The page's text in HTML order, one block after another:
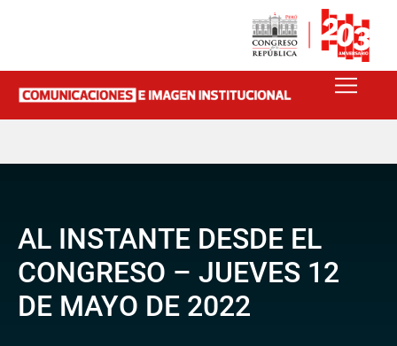
AL INSTANTE DESDE EL
CONGRESO – JUEVES 12
DE MAYO DE 2022